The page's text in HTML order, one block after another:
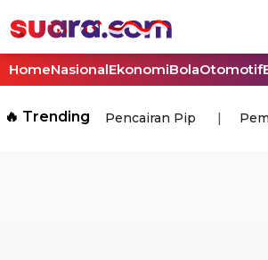
HomeNasionalEkonomiBolaOtomotif
🔥 Trending Pencairan Pip